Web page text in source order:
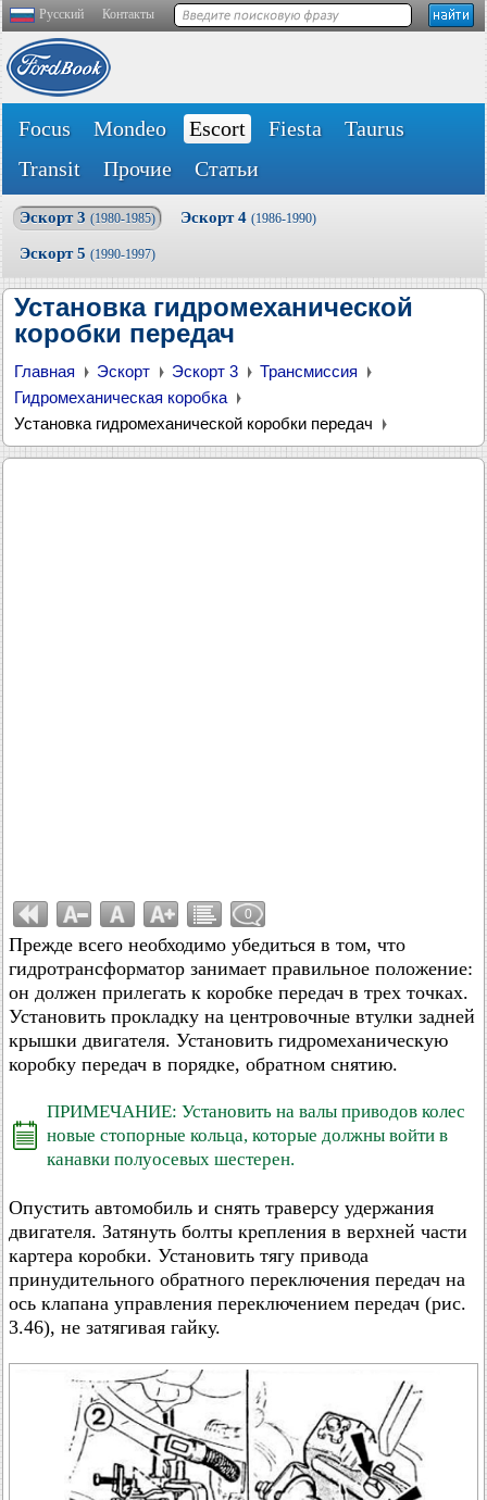
Русский Контакты
Focus Mondeo Escort Fiesta
Taurus
Transit
Прочие Статьи
Эскорт 3 (1980-1985) Эскорт 4 (1986-1990)
Эскорт 5 (1990-1997)
Установка гидромеханической
коробки передач
Главная Эскорт Эскорт 3
Трансмиссия
Гидромеханическая коробка
Установка гидромеханической коробки передач
0
Прежде всего необходимо убедиться в том, что
гидротрансформатор занимает правильное положение:
он должен прилегать к коробке передач в трех точках.
Установить прокладку на центровочные втулки задней
крышки двигателя. Установить гидромеханическую
коробку передач в порядке, обратном снятию.
ПРИМЕЧАНИЕ: Установить на валы приводов колес
новые стопорные кольца, которые должны войти в
канавки полуосевых шестерен.
Опустить автомобиль и снять траверсу удержания
двигателя. Затянуть болты крепления в верхней части
картера коробки. Установить тягу привода
принудительного обратного переключения передач на
ось клапана управления переключением передач (рис.
3.46), не затягивая гайку.